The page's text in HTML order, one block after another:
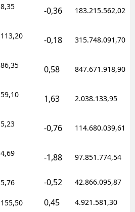
8,35 -0,36 183.215.562,02
113,20 -0,18 315.748.091,70
86,35 0,58 847.671.918,90
59,10 1,63 2.038.133,95
5,23 -0,76 114.680.039,61
4,69 -1,88 97.851.774,54
5,76 -0,52 42.866.095,87
155,50 0,45 4.921.581,30